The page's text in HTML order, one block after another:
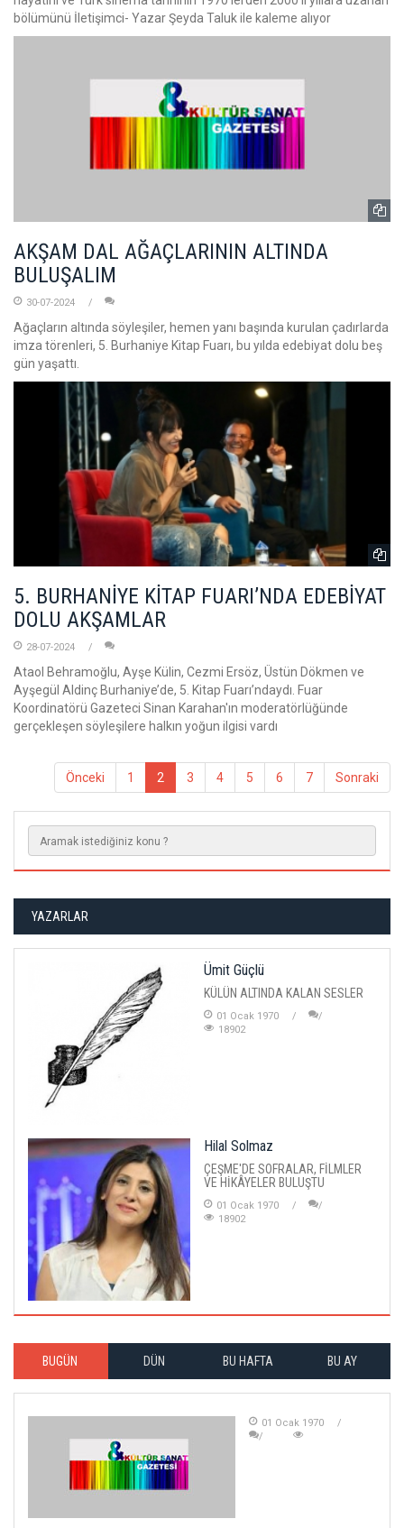
bölümünü İletişimci- Yazar Şeyda Taluk ile kaleme alıyor
AKŞAM DAL AĞAÇLARININ ALTINDA
BULUŞALIM
30-07-2024
Ağaçların altında söyleşiler, hemen yanı başında kurulan çadırlarda
imza törenleri, 5. Burhaniye Kitap Fuarı, bu yılda edebiyat dolu beş
gün yaşattı.
5. BURHANİYE KİTAP FUARI’NDA EDEBİYAT
DOLU AKŞAMLAR
28-07-2024
Ataol Behramoğlu, Ayşe Külin, Cezmi Ersöz, Üstün Dökmen ve
Ayşegül Aldinç Burhaniye’de, 5. Kitap Fuarı’ndaydı. Fuar
Koordinatörü Gazeteci Sinan Karahan'ın moderatörlüğünde
gerçekleşen söyleşilere halkın yoğun ilgisi vardı
Önceki 1 2 3 4 5 6 7 Sonraki
YAZARLAR
Ümit Güçlü
KÜLÜN ALTINDA KALAN SESLER
01 Ocak 1970
18902
Hilal Solmaz
ÇEŞME'DE SOFRALAR, FİLMLER
VE HİKÂYELER BULUŞTU
01 Ocak 1970
18902
BUGÜN DÜN BU HAFTA BU AY
01 Ocak 1970